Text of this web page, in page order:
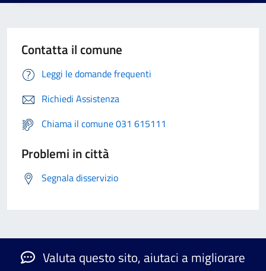
Contatta il comune
Leggi le domande frequenti
Richiedi Assistenza
Chiama il comune 031 615111
Problemi in città
Segnala disservizio
Valuta questo sito, aiutaci a migliorare